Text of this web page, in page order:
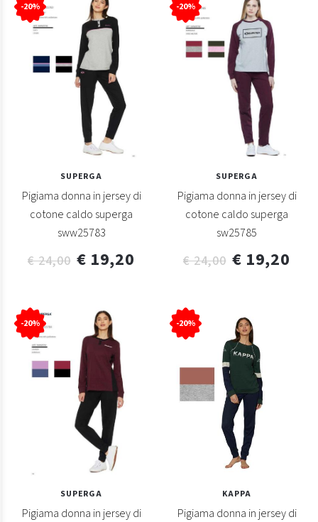
-20%
SUPERGA
Pigiama donna in jersey di
cotone caldo superga
sww25783
€ 24,00 € 19,20
-20%
SUPERGA
Pigiama donna in jersey di
cotone caldo superga
sw25785
€ 24,00 € 19,20
-20%
SUPERGA
Pigiama donna in jersey di
-20%
KAPPA
Pigiama donna in jersey di